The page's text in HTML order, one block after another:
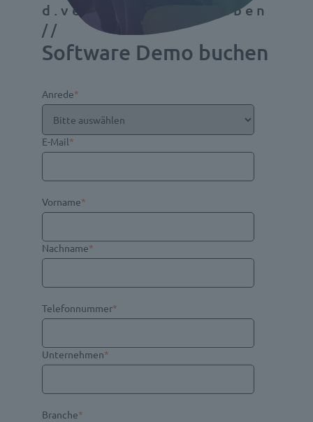
d.velop AI live erleben
//
Software Demo buchen
Anrede*
E-Mail*
Vorname*
Nachname*
Telefonnummer*
Unternehmen*
Branche*